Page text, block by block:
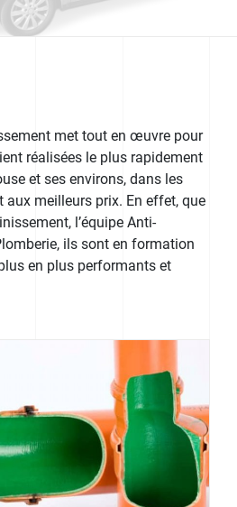
met tout en œuvre pour
réalisées le plus rapidement
et ses environs, dans les
meilleurs prix. En effet, que
l’équipe Anti-
ils sont en formation
en plus performants et